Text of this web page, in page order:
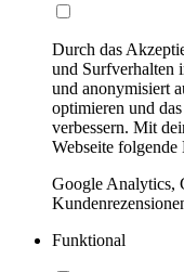
Durch das
und Surfverhalten
und anonymisiert
optimieren und
verbessern. Mit
Webseite folgende
Google Analytics,
Funktional